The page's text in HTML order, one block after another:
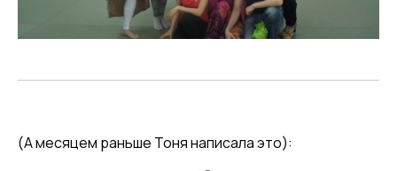
(А месяцем раньше Тоня написала это):